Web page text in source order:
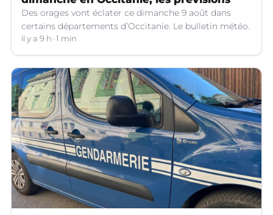
Des orages vont éclater ce dimanche 9 août dans
certains départements d’Occitanie. Le bulletin météo.
il y a 9 h 1 min